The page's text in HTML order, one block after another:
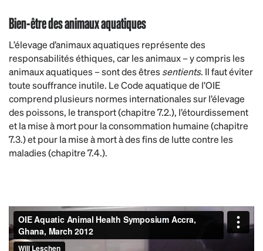
Bien-être des animaux aquatiques
L’élevage d’animaux aquatiques représente des
responsabilités éthiques, car les animaux – y compris les
animaux aquatiques – sont des êtressentients. Il faut éviter
toute souffrance inutile. Le Code aquatique de l’OIE
comprend plusieurs normes internationales sur l’élevage
des poissons, le transport (chapitre 7.2.), l’étourdissement
et la mise à mort pour la consommation humaine (chapitre
7.3.) et pour la mise à mort à des fins de lutte contre les
maladies (chapitre 7.4.).